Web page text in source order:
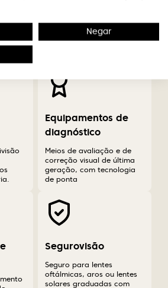
Equipamentos de
diagnóstico
Meios de avaliação e de
correção visual de última
geração, com tecnologia
de ponta
Segurovisão
Seguro para lentes
oftálmicas, aros ou lentes
solares graduadas com
Negar